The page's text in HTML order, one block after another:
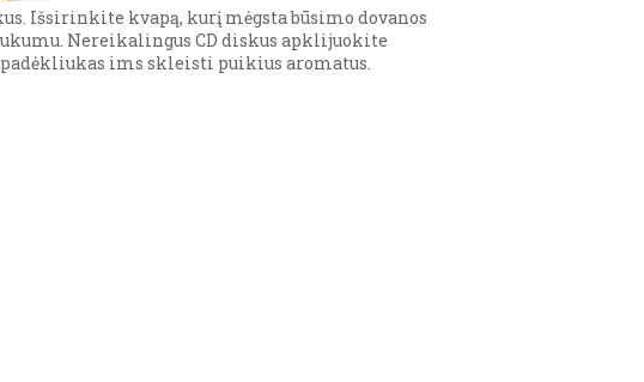
Išsirinkite kvapą, kurį mėgsta būsimo dovanos
Nereikalingus CD diskus apklijuokite
ims skleisti puikius aromatus.